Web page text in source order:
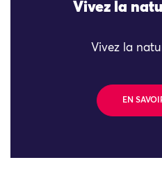
Vivez la
Vivez la
EN